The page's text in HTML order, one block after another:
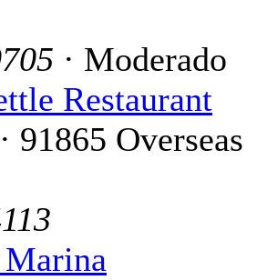
· Moderado
Restaurant
91865 Overseas